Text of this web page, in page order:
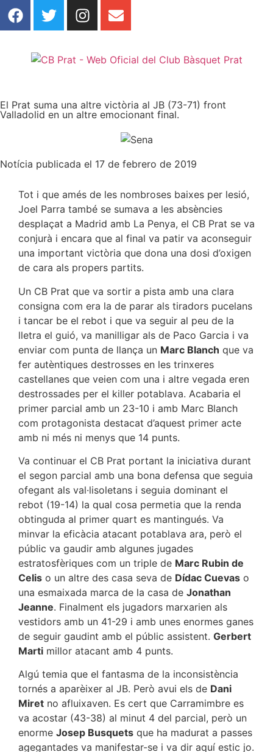
El Prat suma una altre victòria al JB (73-71) front
Valladolid en un altre emocionant final.
Notícia publicada el 17 de febrero de 2019
Tot i que amés de les nombroses baixes per lesió,
Joel Parra també se sumava a les absències
desplaçat a Madrid amb La Penya, el CB Prat se va
conjurà i encara que al final va patir va aconseguir
una important victòria que dona una dosi d’oxigen
de cara als propers partits.
Un CB Prat que va sortir a pista amb una clara
consigna com era la de parar als tiradors pucelans
i tancar be el rebot i que va seguir al peu de la
lletra el guió, va manilligar als de Paco Garcia i va
enviar com punta de llança un Marc Blanch que va
fer autèntiques destrosses en les trinxeres
castellanes que veien com una i altre vegada eren
destrossades per el killer potablava. Acabaria el
primer parcial amb un 23-10 i amb Marc Blanch
com protagonista destacat d’aquest primer acte
amb ni més ni menys que 14 punts.
Va continuar el CB Prat portant la iniciativa durant
el segon parcial amb una bona defensa que seguia
ofegant als val·lisoletans i seguia dominant el
rebot (19-14) la qual cosa permetia que la renda
obtinguda al primer quart es mantingués. Va
minvar la eficàcia atacant potablava ara, però el
públic va gaudir amb algunes jugades
estratosfèriques com un triple de Marc Rubin de
Celis o un altre des casa seva de Dídac Cuevas o
una esmaixada marca de la casa de Jonathan
Jeanne. Finalment els jugadors marxarien als
vestidors amb un 41-29 i amb unes enormes ganes
de seguir gaudint amb el públic assistent. Gerbert
Marti millor atacant amb 4 punts.
Algú temia que el fantasma de la inconsistència
tornés a aparèixer al JB. Però avui els de Dani
Miret no afluixaven. Es cert que Carramimbre es
va acostar (43-38) al minut 4 del parcial, però un
enorme Josep Busquets que ha madurat a passes
agegantades va manifestar-se i va dir aquí estic jo.